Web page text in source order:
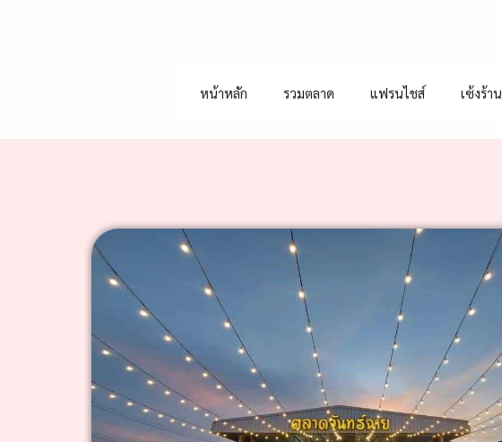
หน้าหลัก รวมตลาด แฟรนไชส์ เซ้งร้าน